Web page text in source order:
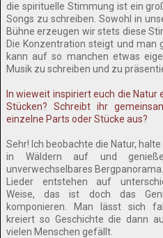
die spirituelle Stimmung ist ein
Songs zu schreiben. Sowohl in
Bühne erzeugen wir stets diese
Die Konzentration steigt und man
kann auf so manchen etwas
Musik zu schreiben und zu
In wieweit inspiriert euch die
Stücken? Schreibt ihr
einzelne Parts oder Stücke aus?
Sehr! Ich beobachte die Natur, halte
in Wäldern auf und
unverwechselbares Bergpanorama.
Lieder entstehen auf
Weise, das ist doch das
komponieren. Man lässt sich
kreiert so Geschichte die dann
vielen Menschen gefällt.